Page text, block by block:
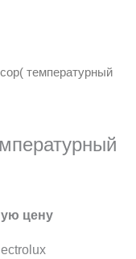
температурный
цену